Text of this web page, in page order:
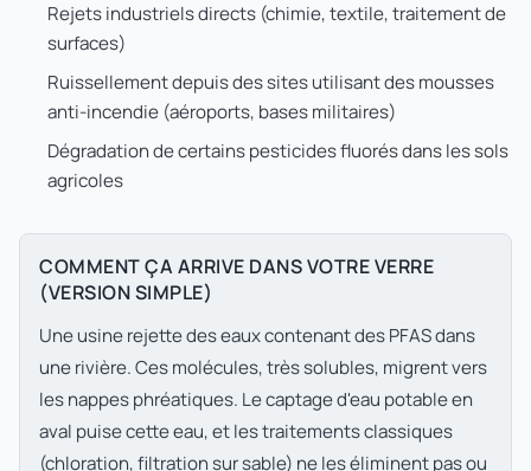
Rejets industriels directs (chimie, textile, traitement de
surfaces)
Ruissellement depuis des sites utilisant des mousses
anti-incendie (aéroports, bases militaires)
Dégradation de certains pesticides fluorés dans les sols
agricoles
COMMENT ÇA ARRIVE DANS VOTRE VERRE
(VERSION SIMPLE)
Une usine rejette des eaux contenant des PFAS dans
une rivière. Ces molécules, très solubles, migrent vers
les nappes phréatiques. Le captage d'eau potable en
aval puise cette eau, et les traitements classiques
(chloration, filtration sur sable) ne les éliminent pas ou